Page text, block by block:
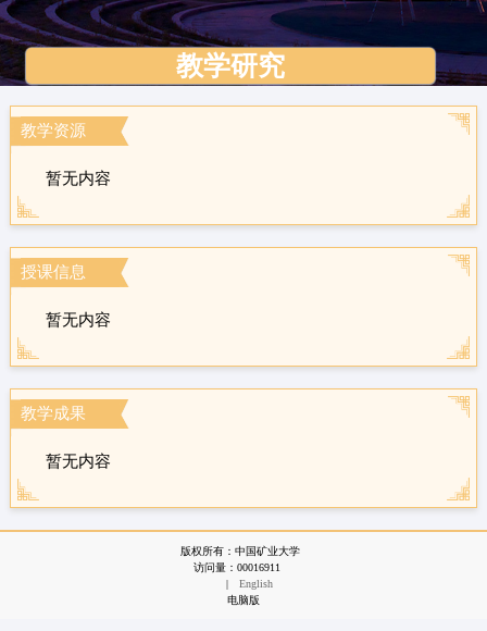
教学研究
教学资源
暂无内容
授课信息
暂无内容
教学成果
暂无内容
版权所有：中国矿业大学
访问量： 00016911
|
English
电脑版